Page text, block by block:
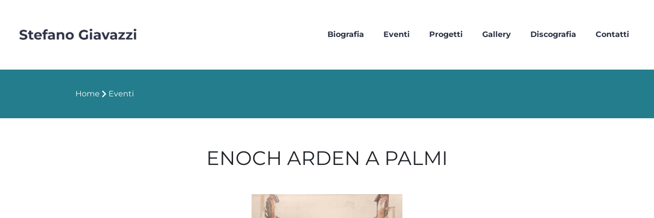
Biografia Eventi Progetti Gallery Discografia Contatti
Home Eventi
ENOCH ARDEN A PALMI